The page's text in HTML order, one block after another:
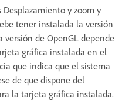
y zoom y
tener instalada la versión
versión de OpenGL depende
gráfica instalada en el
que indica que el sistema
de que dispone del
la tarjeta gráfica instalada.